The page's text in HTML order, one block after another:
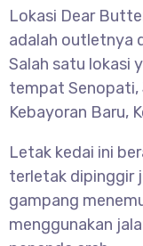
Lokasi Dear
adalah outletnya
Salah satu lokasi
tempat Senopati,
Kebayoran Baru,
Letak kedai ini
terletak dipinggir
gampang
menggunakan